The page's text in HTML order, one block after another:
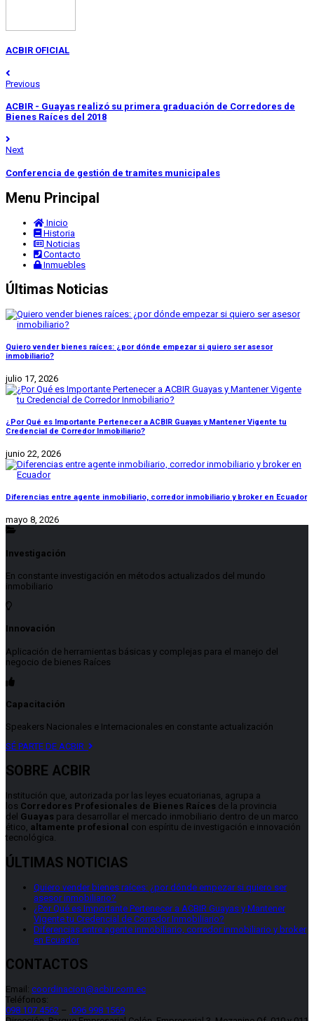
Requisitos, costos y próximas fechas.
ACBIR OFICIAL
Previous
ACBIR - Guayas realizó su primera graduación de Corredores de
Bienes Raíces del 2018
Next
Conferencia de gestión de tramites municipales
Menu Principal
Inicio
Historia
Noticias
Contacto
Inmuebles
Últimas Noticias
Quiero vender bienes raíces: ¿por dónde empezar si quiero ser asesor
inmobiliario?
julio 17, 2026
¿Por Qué es Importante Pertenecer a ACBIR Guayas y Mantener Vigente tu
Credencial de Corredor Inmobiliario?
junio 22, 2026
Diferencias entre agente inmobiliario, corredor inmobiliario y broker en Ecuador
mayo 8, 2026
Investigación
En constante investigación en métodos actualizados del mundo
inmobiliario
Innovación
Aplicación de herramientas básicas y complejas para el manejo del
negocio de bienes Raíces
Capacitación
Speakers Nacionales e Internacionales en constante actualización
SÉ PARTE DE ACBIR
SOBRE ACBIR
Institución que, autorizada por las leyes ecuatorianas, agrupa a
los Corredores Profesionales de Bienes Raíces de la provincia
del Guayas para desarrollar el mercado inmobiliario dentro de un marco
ético, altamente profesional con espíritu de investigación e innovación
tecnológica.
ÚLTIMAS NOTICIAS
Quiero vender bienes raíces: ¿por dónde empezar si quiero ser
asesor inmobiliario?
¿Por Qué es Importante Pertenecer a ACBIR Guayas y Mantener
Vigente tu Credencial de Corredor Inmobiliario?
Diferencias entre agente inmobiliario, corredor inmobiliario y broker
en Ecuador
CONTACTOS
Email: coordinacion@acbir.com.ec
Teléfonos:
098 107 4562 – 096 998 1569